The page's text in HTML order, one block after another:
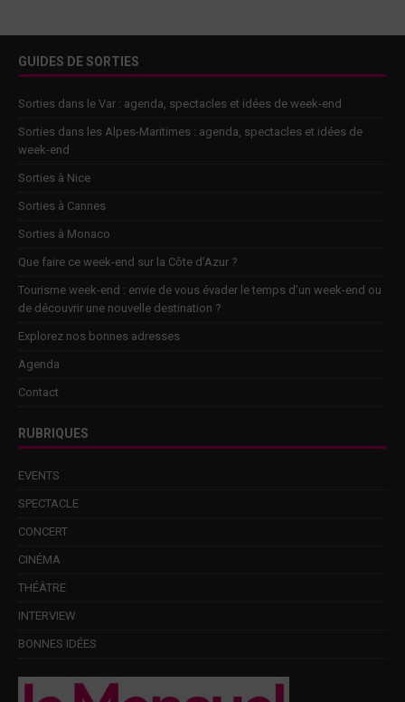
GUIDES DE SORTIES
Sorties dans le Var : agenda, spectacles et idées de week-end
Sorties dans les Alpes-Maritimes : agenda, spectacles et idées de
week-end
Sorties à Nice
Sorties à Cannes
Sorties à Monaco
Que faire ce week-end sur la Côte d’Azur ?
Tourisme week-end : envie de vous évader le temps d’un week-end ou
de découvrir une nouvelle destination ?
Explorez nos bonnes adresses
Agenda
Contact
RUBRIQUES
EVENTS
SPECTACLE
CONCERT
CINÉMA
THÉÂTRE
INTERVIEW
BONNES IDÉES